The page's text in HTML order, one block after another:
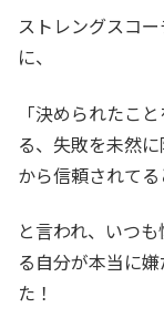
ストレングスコ
に、
「決められたこ
る、失敗を未然
から信頼されてる
と言われ、いつ
る自分が本当に
た！